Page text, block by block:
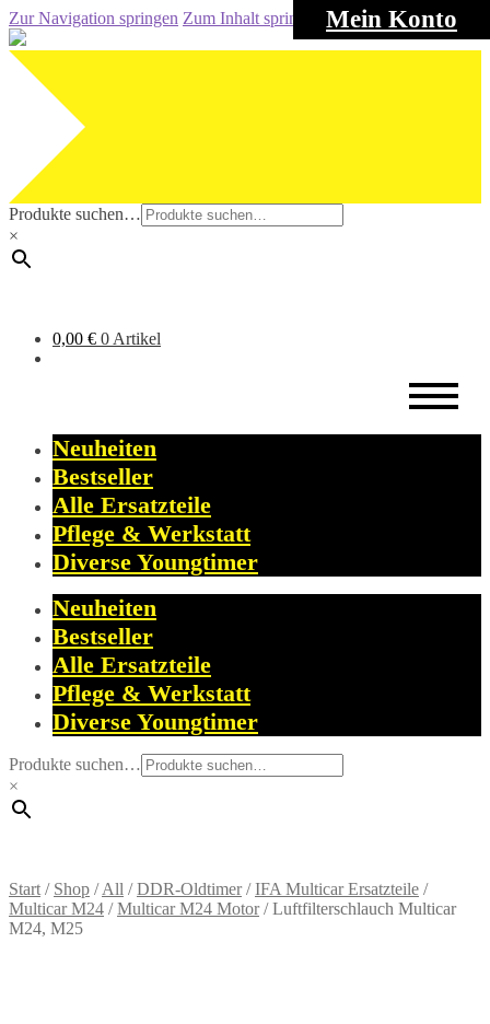
Mein Konto
Zur Navigation springen Zum Inhalt springen
Produkte suchen…
×
0,00 € 0 Artikel
Neuheiten
Bestseller
Alle Ersatzteile
Pflege & Werkstatt
Diverse Youngtimer
Neuheiten
Bestseller
Alle Ersatzteile
Pflege & Werkstatt
Diverse Youngtimer
Produkte suchen…
×
Start / Shop /All /DDR-Oldtimer/IFA Multicar Ersatzteile /
Multicar M24 /Multicar M24 Motor/Luftfilterschlauch Multicar
M24, M25